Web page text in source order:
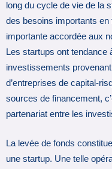
long du cycle de vie de la
des besoins importants
importante accordée aux
Les startups ont tendance
investissements
d’entreprises de capital-
sources de financement,
partenariat entre les
La levée de fonds
une startup. Une telle